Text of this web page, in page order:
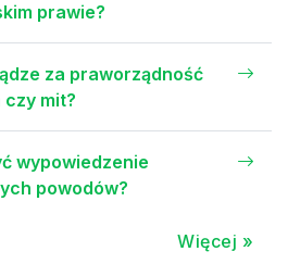
prawie?
za praworządność
czy mit?
wypowiedzenie
powodów?
Więcej »